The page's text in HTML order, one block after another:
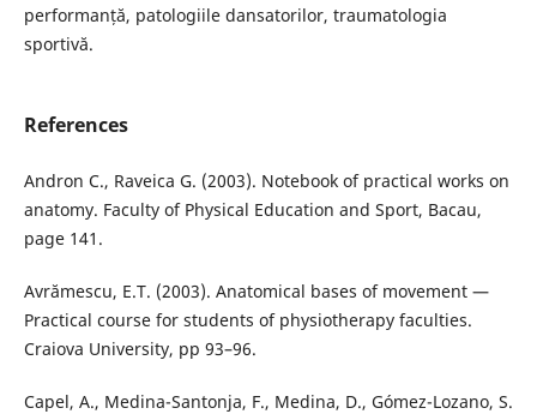
performanță, patologiile dansatorilor, traumatologia
sportivă.
References
Andron C., Raveica G. (2003). Notebook of practical works on
anatomy. Faculty of Physical Education and Sport, Bacau,
page 141.
Avrămescu, E.T. (2003). Anatomical bases of movement —
Practical course for students of physiotherapy faculties.
Craiova University, pp 93–96.
Capel, A., Medina-Santonja, F., Medina, D., Gómez-Lozano, S.